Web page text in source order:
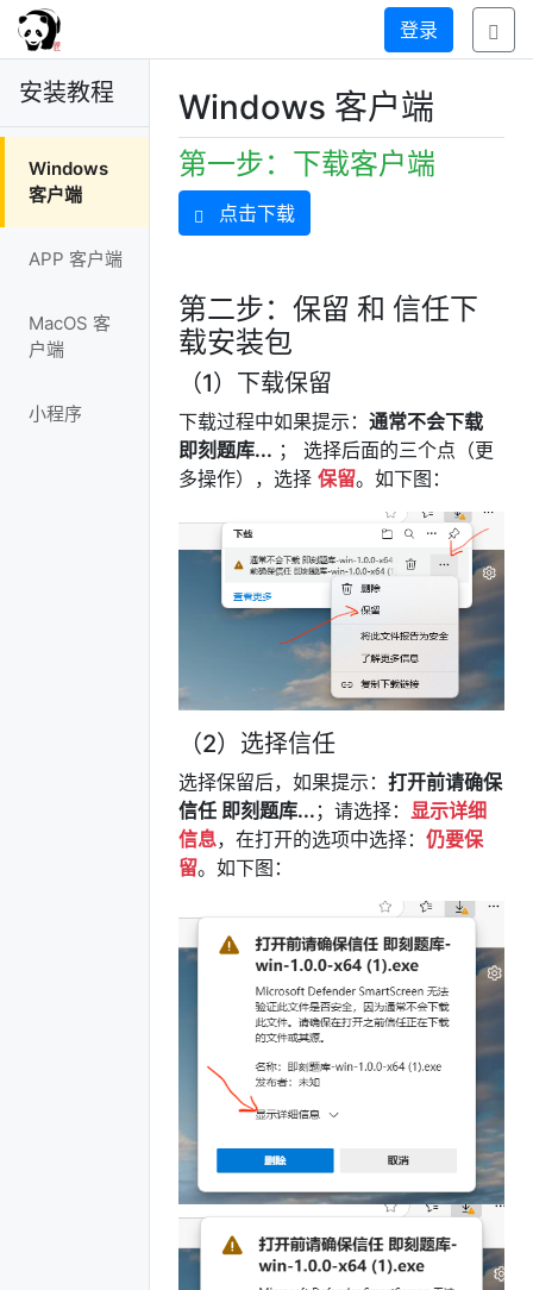
登录
安装教程
Windows
客户端
APP 客户端
MacOS 客
户端
小程序
Windows 客户端
第一步：下载客户端
点击下载
第二步：保留 和 信任下
载安装包
（1）下载保留
下载过程中如果提示： 通常不会下载
即刻题库... ； 选择后面的三个点（更
多操作），选择 保留。如下图：
（2）选择信任
选择保留后，如果提示： 打开前请确保
信任 即刻题库... ；请选择： 显示详细
信息，在打开的选项中选择： 仍要保
留。如下图：